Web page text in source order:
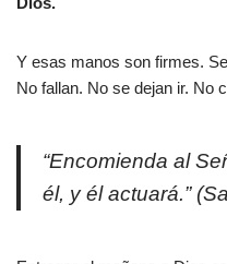
Y esas manos son firmes.
No fallan. No se dejan ir. No
“Encomienda al
él, y él actuará.”